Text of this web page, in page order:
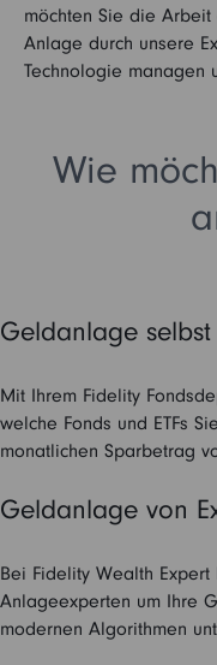
möchten Sie die
Anlage durch unsere
Technologie managen
Wie
Geldanlage
Mit Ihrem Fidelity
welche Fonds und ETFs
monatlichen Sparbetrag
Geldanlage von
Bei Fidelity Wealth
Anlageexperten um Ihre
modernen Algorithmen